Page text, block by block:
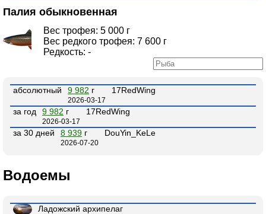
Палия обыкновенная
Вес трофея: 5 000 г
Вес редкого трофея: 7 600 г
Редкость: -
абсолютный 9 982 г
2026-03-17
17RedWing
за год 9 982 г
2026-03-17
17RedWing
за 30 дней 8 939 г
2026-07-20
DouYin_KeLe
Водоемы
Ладожский архипелаг